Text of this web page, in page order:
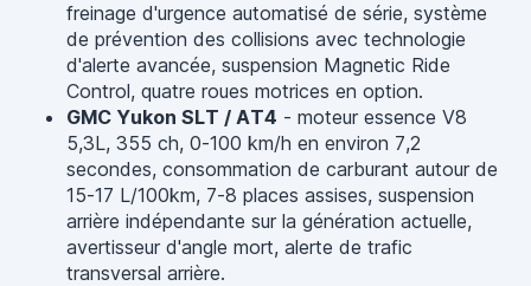
freinage d'urgence automatisé de série, système
de prévention des collisions avec technologie
d'alerte avancée, suspension Magnetic Ride
Control, quatre roues motrices en option.
GMC Yukon SLT / AT4 - moteur essence V8
5,3L, 355 ch, 0-100 km/h en environ 7,2
secondes, consommation de carburant autour de
15-17 L/100km, 7-8 places assises, suspension
arrière indépendante sur la génération actuelle,
avertisseur d'angle mort, alerte de trafic
transversal arrière.